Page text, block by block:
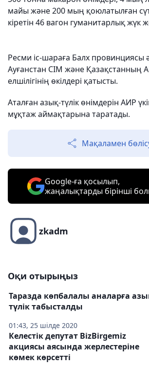
майы және 200 мың қоюлатылған
кіретін 46 вагон гуманитарлық жүк
Ресми іс-шараға Балх провинциясы
Ауғанстан СІМ және Қазақстанның
елшілігінің өкілдері қатысты.
Аталған азық-түлік өнімдерін АИР
мұқтаж аймақтарына таратады.
Мақаламен
Google-ға қосылып,
жаңалықтарды бірінші
zkadm
Оқи отырыңыз
01:43, 25 шілде 2020
Таразда көпбалалы аналарға
түлік табысталды
Келестiк депутат BizBirgemiz
акциясы аясында жерлестерiне
көмек көрсеттi